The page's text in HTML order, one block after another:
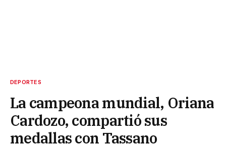
DEPORTES
La campeona mundial, Oriana
Cardozo, compartió sus
medallas con Tassano